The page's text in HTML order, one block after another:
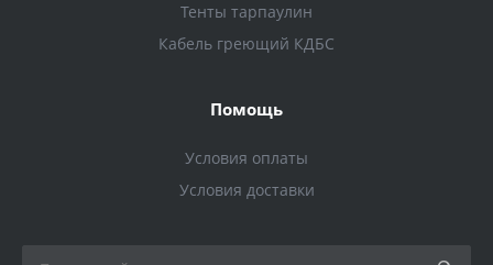
Тенты тарпаулин
Кабель греющий КДБС
Помощь
Условия оплаты
Условия доставки